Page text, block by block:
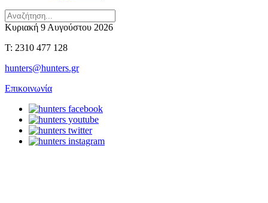
Κυριακή 9 Αυγούστου 2026
T: 2310 477 128
hunters@hunters.gr
Επικοινωνία